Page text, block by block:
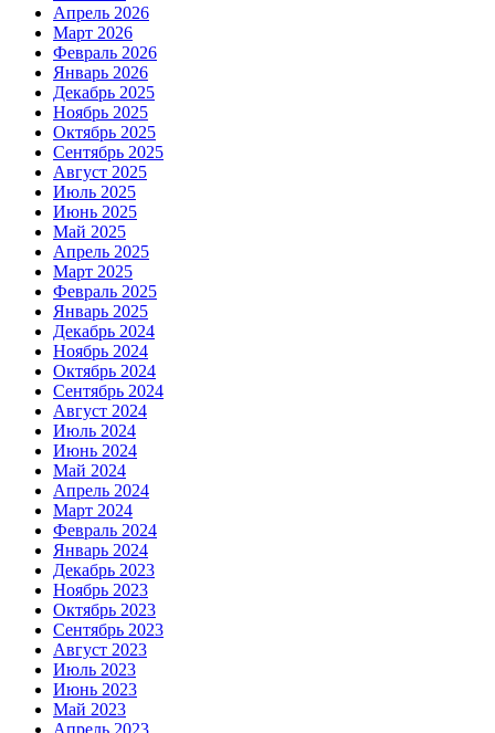
Апрель 2026
Март 2026
Февраль 2026
Январь 2026
Декабрь 2025
Ноябрь 2025
Октябрь 2025
Сентябрь 2025
Август 2025
Июль 2025
Июнь 2025
Май 2025
Апрель 2025
Март 2025
Февраль 2025
Январь 2025
Декабрь 2024
Ноябрь 2024
Октябрь 2024
Сентябрь 2024
Август 2024
Июль 2024
Июнь 2024
Май 2024
Апрель 2024
Март 2024
Февраль 2024
Январь 2024
Декабрь 2023
Ноябрь 2023
Октябрь 2023
Сентябрь 2023
Август 2023
Июль 2023
Июнь 2023
Май 2023
Апрель 2023